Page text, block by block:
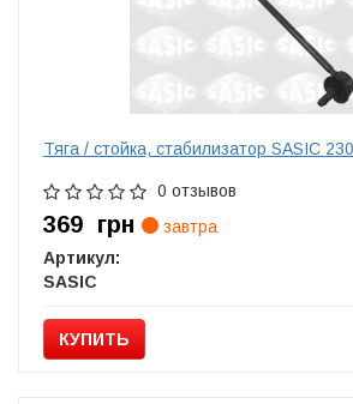
Тяга / стойка, стабилизатор SASIC
0 отзывов
369 грн
завтра
Артикул:
SASIC
КУПИТЬ